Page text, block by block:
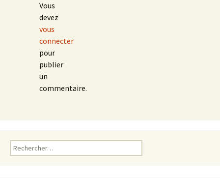
Vous
devez
vous
connecter
pour
publier
un
commentaire.
Rechercher :